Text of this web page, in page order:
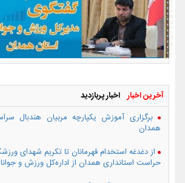
آخرین اخبار اخبار پربازدید
برگزاری آموزش یکپارچه مربیان هندبال
همدان
از دغدغه استخدام قهرمانان تا تکریم شهدای
حراست استانداری همدان از اداره‌کل ورزش و